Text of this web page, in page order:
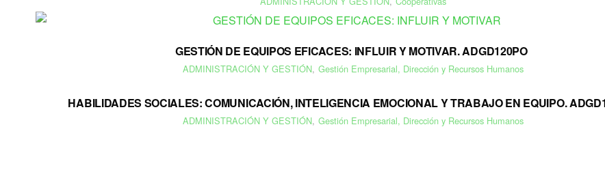
GESTIÓN DE EQUIPOS EFICACES: INFLUIR Y MOTIVAR. ADGD120PO
ADMINISTRACIÓN Y GESTIÓN, Gestión Empresarial, Dirección y Recursos Humanos
HABILIDADES SOCIALES: COMUNICACIÓN, INTELIGENCIA EMOCIONAL Y TRABAJO EN EQUIPO.
ADMINISTRACIÓN Y GESTIÓN, Gestión Empresarial, Dirección y Recursos Humanos